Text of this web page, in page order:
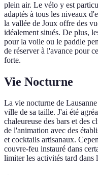
plein air. Le vélo y est
adaptés à tous les niveaux
la vallée de Joux offre des
idéalement situés. De plus,
pour la voile ou le paddle
de réserver à l'avance pour
forte.
Vie Nocturne
La vie nocturne de
ville de sa taille. J'ai été
chaleureuse des bars et des
de l'animation avec des
et cocktails artisanaux.
couvre-feu instauré dans
limiter les activités tard dans